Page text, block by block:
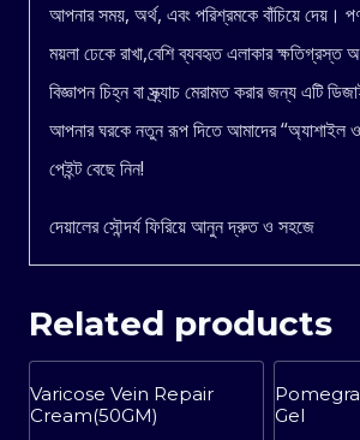
আপনার সময়, অর্থ, এবং পরিশ্রমকে বাঁচিয়ে দেয়।
ময়লা ঢেকে রাখা,বেশি ব্যবহৃত এলাকার ক্ষতিগ্রস্ত
বিজ্ঞাপন চিহ্ন বা স্ক্র্যাচ মেরামত করার জন্য এটি
আপনার ঘরকে নতুন রূপ দিতে আমাদের “অ্যাশাইল
পেইন্ট বেছে নিন!
দেয়ালের সৌন্দর্য ফিরিয়ে আনুন দ্রুত ও সহজে
Related products
Sale!
Varicose Vein Repair
Cream(50GM)
Gel